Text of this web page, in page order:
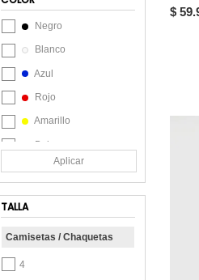
DREAMER
FLY UP
Gef
Giive
GILDAN
Hawai-Haby
Negro
Blanco
Azul
Rojo
Amarillo
Beige
Chocolate
Coral
Aplicar
TALLA
Camisetas / Chaquetas
4
$